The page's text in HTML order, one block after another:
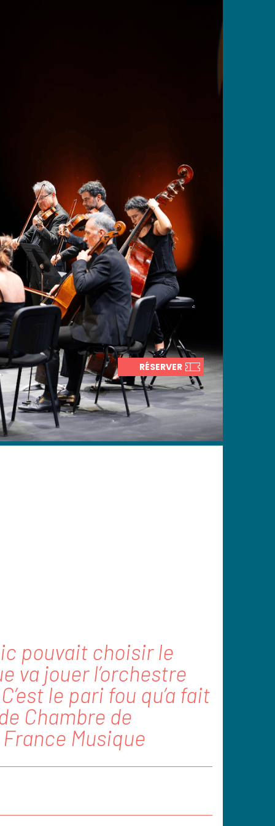
RÉSERVER
pouvait choisir le
va jouer l’orchestre
le pari fou qu’a fait
Chambre de
Musique